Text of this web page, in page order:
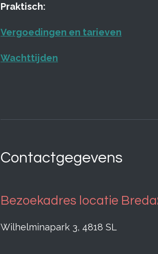
Praktisch:
Vergoedingen en tarieven
Wachttijden
Contactgegevens
Bezoekadres locatie Breda
Wilhelminapark 3, 4818 SL